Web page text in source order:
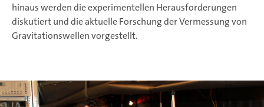
hinaus werden die experimentellen Herausforderungen
diskutiert und die aktuelle Forschung der Vermessung von
Gravitationswellen vorgestellt.